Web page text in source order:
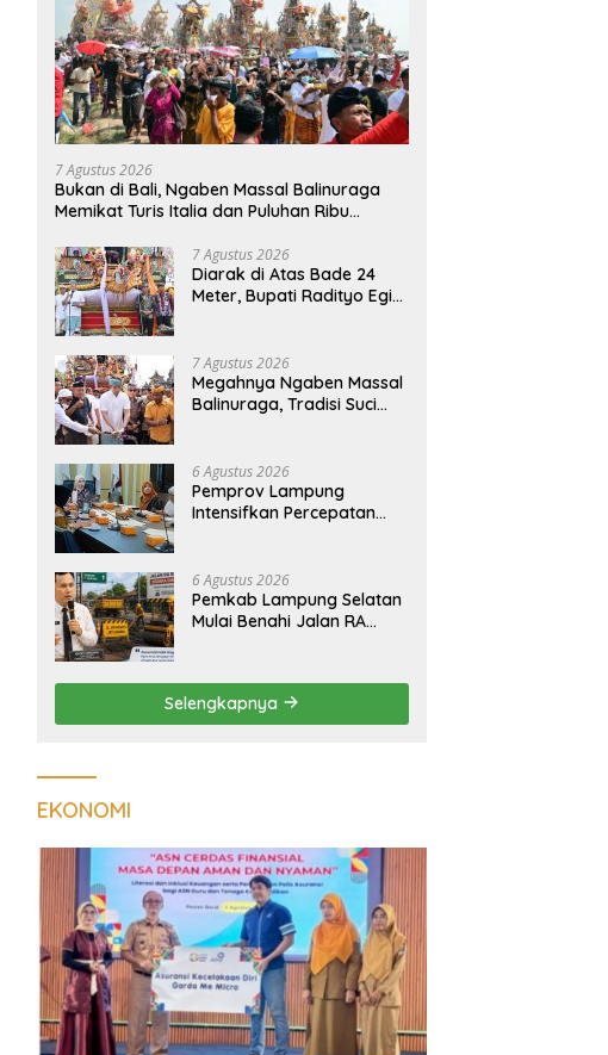
7 Agustus 2026
Bukan di Bali, Ngaben Massal Balinuraga
Memikat Turis Italia dan Puluhan Ribu
7 Agustus 2026
Diarak di Atas Bade 24
Meter, Bupati Radityo Egi
‘Penglipuran’ Kedua pada
2027
7 Agustus 2026
Megahnya Ngaben Massal
Balinuraga, Tradisi Suci
dan Merekatkan Ikatan
Keluarga
6 Agustus 2026
Pemprov Lampung
Intensifkan Percepatan
Tanggamus
6 Agustus 2026
Pemkab Lampung Selatan
Mulai Benahi Jalan RA
Demi Keselamatan
Pengguna Jalan
Selengkapnya
EKONOMI